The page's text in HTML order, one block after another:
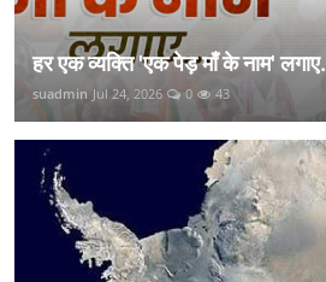
हर एक व्यक्ति 'एक पेड़ माँ के नाम' लगाए.
suadmin Jul 24, 2026 0 43